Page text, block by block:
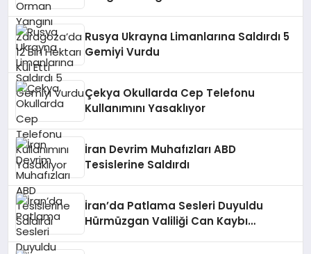
Rusya Ukrayna Limanlarına Saldırdı 5
Gemiyi Vurdu
Çekya Okullarda Cep Telefonu
Kullanımını Yasaklıyor
İran Devrim Muhafızları ABD
Tesislerine Saldırdı
İran’da Patlama Sesleri Duyuldu
Hürmüzgan Valiliği Can Kaybı